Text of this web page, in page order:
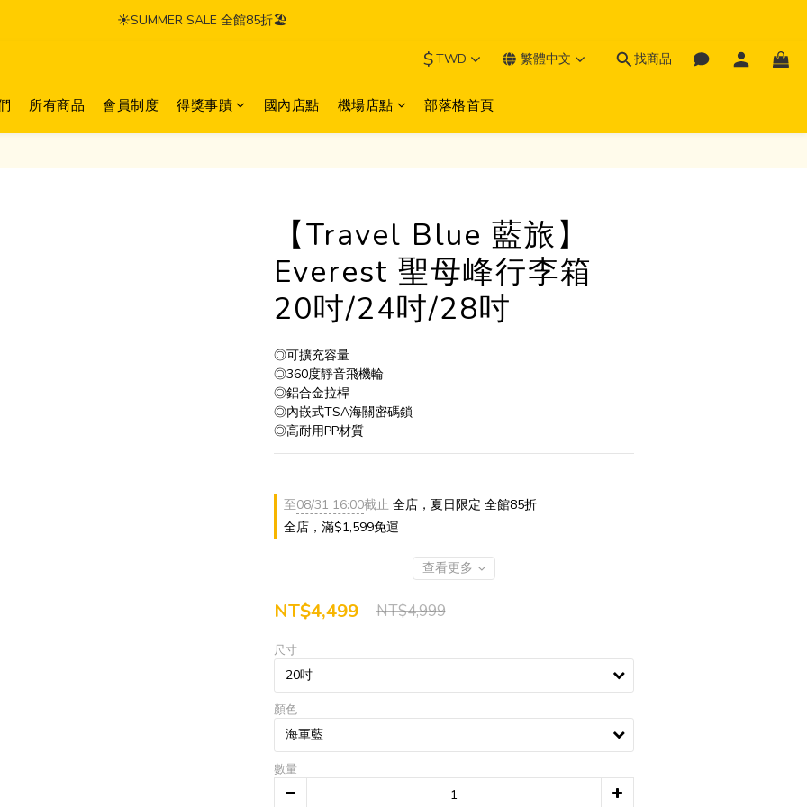
☀️SUMMER SALE 全館85折🏖️
$TWD 繁體中文 找商品
所有商品 會員制度 得獎事蹟 國內店點 機場店點 部落格首頁
【Travel Blue 藍旅】
Everest 聖母峰行李箱
20吋/24吋/28吋
◎可擴充容量
◎360度靜音飛機輪
◎鋁合金拉桿
◎內嵌式TSA海關密碼鎖
◎高耐用PP材質
至08/31 16:00截止全店，夏日限定 全館85折
全店，滿$1,599免運
查看更多
NT$4,999
NT$4,499
尺寸
顏色
數量